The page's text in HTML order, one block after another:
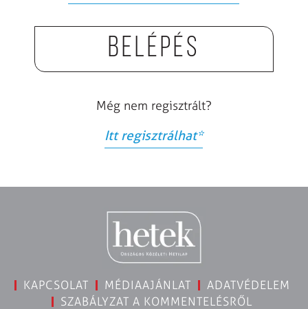
Belépés
Még nem regisztrált?
Itt regisztrálhat*
KAPCSOLAT MÉDIAAJÁNLAT
ADATVÉDELEM
SZABÁLYZAT A KOMMENTELÉSRŐL